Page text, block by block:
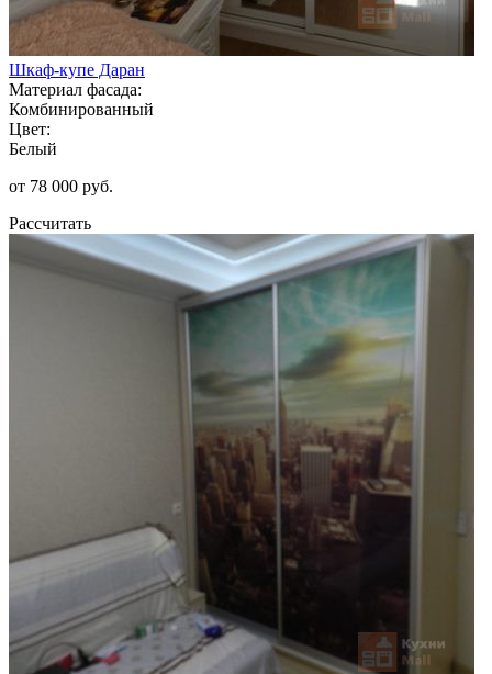
Шкаф-купе Даран
Материал фасада:
Комбинированный
Цвет:
Белый
от 78 000 руб.
Рассчитать